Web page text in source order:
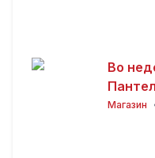
Во
смета
Магазин